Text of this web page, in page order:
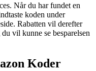
Når du har fundet en
koden under
Rabatten vil derefter
vil kunne se besparelsen
Koder